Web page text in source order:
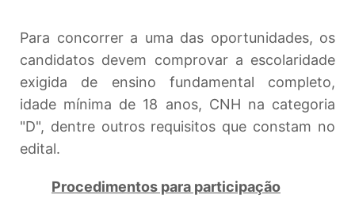
Para concorrer a uma das oportunidades, os
candidatos devem comprovar a escolaridade
exigida de ensino fundamental completo,
idade mínima de 18 anos, CNH na categoria
"D", dentre outros requisitos que constam no
edital.
Procedimentos para participação